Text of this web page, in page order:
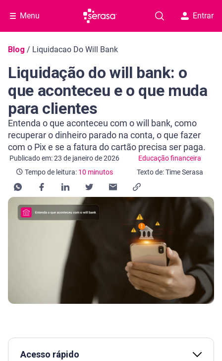
Menu Entrar
Navegação do blog
Blog / Liquidacao Do Will Bank
Liquidação do will bank: o
que aconteceu e o que muda
para clientes
Entenda o que aconteceu com o will bank, como
recuperar o dinheiro parado na conta, o que fazer
com o Pix e se a fatura do cartão precisa ser paga.
Publicado em: 23 de janeiro de 2026 Educação financeira
Categoria Educação financeira
Tempo de leitura: 10 minutos
Tempo de leitura: 10 minutos
Texto de: Time Serasa
Acesso rápido